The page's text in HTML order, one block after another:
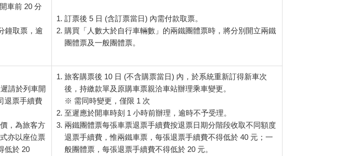
車前 20 分
鐘取票，逾
訂票後 5 日 (含訂票當日) 內需付款取票。
購買「人數大於自行車輛數」的兩鐵團體票時，將分別開立兩鐵
團體票及一般團體票。
請於列車開
退票手續費
，為旅客方
亦以座位票
低於 20
旅客購票後 10 日 (不含購票當日) 內，於系統重新訂得新車次
後，持繳款單及原購車票親洽車站辦理乘車變更。
※ 需同時變更，僅限 1 次
至遲應於開車時刻 1 小時前辦理，逾時不予受理。
兩鐵團體票每張車票退票手續費按退票日期分階段收取不同額度
退票手續費，惟兩鐵車票，每張退票手續費不得低於 40 元；一
般團體票，每張退票手續費不得低於 20 元。